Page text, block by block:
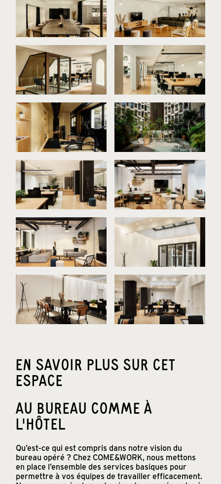
EN SAVOIR PLUS SUR CET
ESPACE
AU BUREAU COMME À
L'HÔTEL
Qu’est-ce qui est compris dans notre vision du
bureau opéré ? Chez COME&WORK, nous mettons
en place l’ensemble des services basiques pour
permettre à vos équipes de travailler efficacement.